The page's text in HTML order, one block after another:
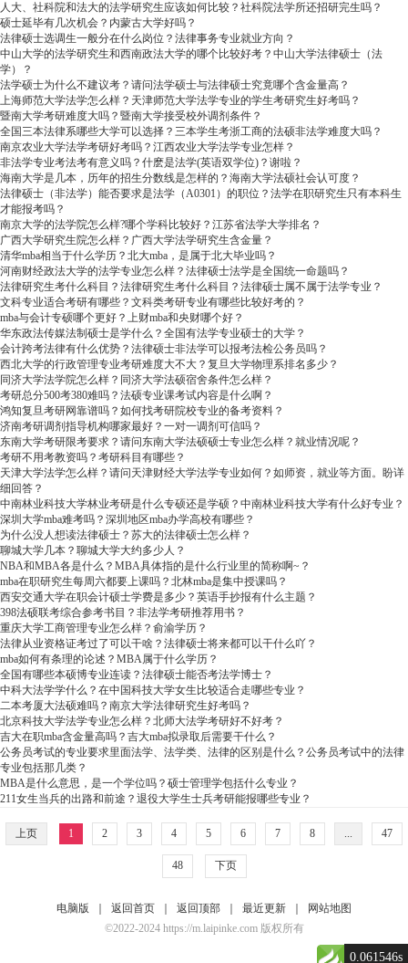
人大、社科院和法大的法学研究生应该如何比较？社科院法学所还招研完生吗？
硕士延毕有几次机会？内蒙古大学好吗？
法律硕士选调生一般分在什么岗位？法律事务专业就业方向？
中山大学的法学研究生和西南政法大学的哪个比较好考？中山大学法律硕士（法
学）？
法学硕士为什么不建议考？请问法学硕士与法律硕士究竟哪个含金量高？
上海师范大学法学怎么样？天津师范大学法学专业的学生考研究生好考吗？
暨南大学考研难度大吗？暨南大学接受校外调剂条件？
全国三本法律系哪些大学可以选择？三本学生考浙工商的法硕非法学难度大吗？
南京农业大学法学考研好考吗？江西农业大学法学专业怎样？
非法学专业考法考有意义吗？什麽是法学(英语双学位)？谢啦？
海南大学是几本，历年的招生分数线是怎样的？海南大学法硕社会认可度？
法律硕士（非法学）能否要求是法学（A0301）的职位？法学在职研究生只有本科生
才能报考吗？
南京大学的法学院怎么样?哪个学科比较好？江苏省法学大学排名？
广西大学研究生院怎么样？广西大学法学研究生含金量？
清华mba相当于什么学历？北大mba，是属于北大毕业吗？
河南财经政法大学的法学专业怎么样？法律硕士法学是全国统一命题吗？
法律研究生考什么科目？法律研究生考什么科目？法律硕士属不属于法学专业？
文科专业适合考研有哪些？文科类考研专业有哪些比较好考的？
mba与会计专硕哪个更好？上财mba和央财哪个好？
华东政法传媒法制硕士是学什么？全国有法学专业硕士的大学？
会计跨考法律有什么优势？法律硕士非法学可以报考法检公务员吗？
西北大学的行政管理专业考研难度大不大？复旦大学物理系排名多少？
同济大学法学院怎么样？同济大学法硕宿舍条件怎么样？
考研总分500考380难吗？法硕专业课考试内容是什么啊？
鸿知复旦考研网靠谱吗？如何找考研院校专业的备考资料？
济南考研调剂指导机构哪家最好？一对一调剂可信吗？
东南大学考研限考要求？请问东南大学法硕硕士专业怎么样？就业情况呢？
考研不用考教资吗？考研科目有哪些？
天津大学法学怎么样？请问天津财经大学法学专业如何？如师资，就业等方面。盼详
细回答？
中南林业科技大学林业考研是什么专硕还是学硕？中南林业科技大学有什么好专业？
深圳大学mba难考吗？深圳地区mba办学高校有哪些？
为什么没人想读法律硕士？苏大的法律硕士怎么样？
聊城大学几本？聊城大学大约多少人？
NBA和MBA各是什么？MBA具体指的是什么行业里的简称啊~？
mba在职研究生每周六都要上课吗？北林mba是集中授课吗？
西安交通大学在职会计硕士学费是多少？英语手抄报有什么主题？
398法硕联考综合参考书目？非法学考研推荐用书？
重庆大学工商管理专业怎么样？俞渝学历？
法律从业资格证考过了可以干啥？法律硕士将来都可以干什么吖？
mba如何有条理的论述？MBA属于什么学历？
全国有哪些本硕博专业连读？法律硕士能否考法学博士？
中科大法学学什么？在中国科技大学女生比较适合走哪些专业？
二本考厦大法硕难吗？南京大学法律研究生好考吗？
北京科技大学法学专业怎么样？北师大法学考研好不好考？
吉大在职mba含金量高吗？吉大mba拟录取后需要干什么？
公务员考试的专业要求里面法学、法学类、法律的区别是什么？公务员考试中的法律
专业包括那几类？
MBA是什么意思，是一个学位吗？硕士管理学包括什么专业？
211女生当兵的出路和前途？退役大学生士兵考研能报哪些专业？
上页 1 2 3 4 5 6 7 8 ... 47
48 下页
电脑版 ｜ 返回首页 ｜ 返回顶部 ｜ 最近更新 ｜
网站地图
©2022-2024 https://m.laipinke.com 版权所有
0.061546s